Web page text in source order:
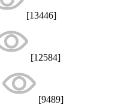
[13446]
[12584]
[9489]